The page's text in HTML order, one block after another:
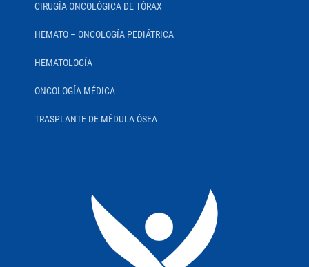
CIRUGÍA ONCOLÓGICA DE TÓRAX
HEMATO – ONCOLOGÍA PEDIÁTRICA
HEMATOLOGÍA
ONCOLOGÍA MÉDICA
TRASPLANTE DE MÉDULA ÓSEA